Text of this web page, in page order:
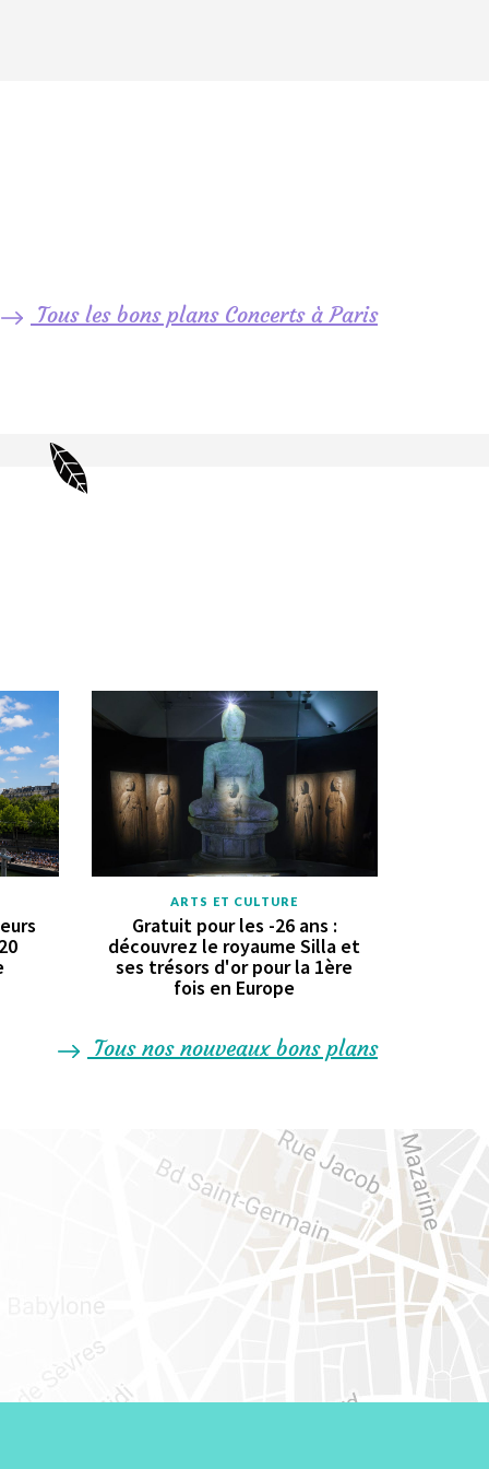
Tous les bons plans Concerts à Paris
ARTS ET CULTURE
Gratuit pour les -26 ans :
découvrez le royaume Silla et
ses trésors d'or pour la 1ère
fois en Europe
Tous nos nouveaux bons plans